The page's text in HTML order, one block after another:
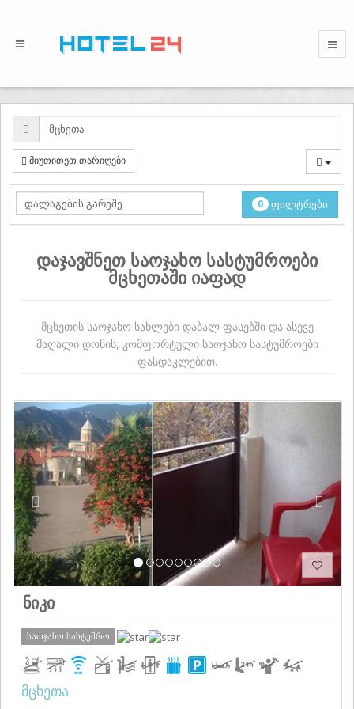
მიუთითეთ თარიღები
0 ფილტრები
დაჯავშნეთ საოჯახო სასტუმროები
მცხეთაში იაფად
მცხეთის საოჯახო სახლები დაბალ ფასებში და ასევე
მაღალი დონის, კომფორტული საოჯახო სასტუმროები
ფასდაკლებით.
Previous
ნიკი
საოჯახო სასტუმრო
მცხეთა